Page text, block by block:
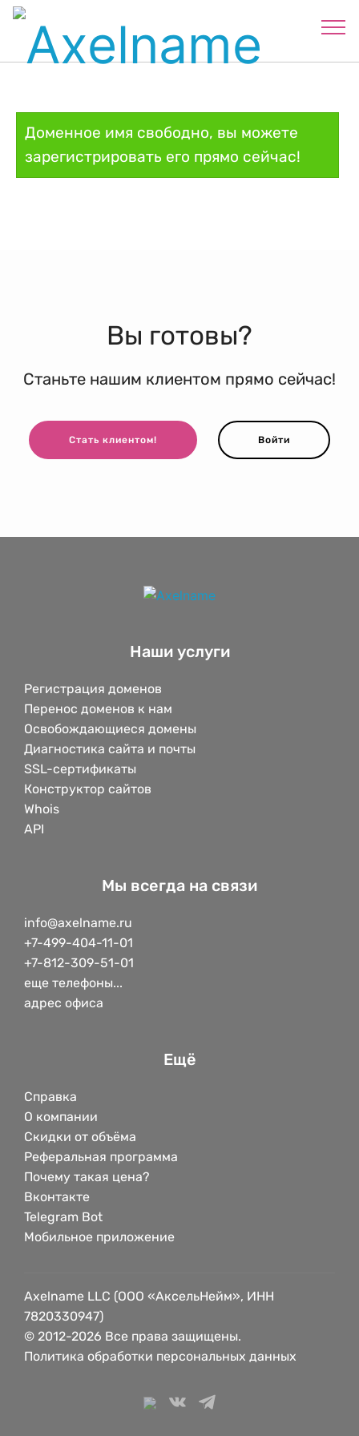
Доменное имя свободно, вы можете
зарегистрировать его прямо сейчас!
Вы готовы?
Станьте нашим клиентом прямо сейчас!
Стать клиентом! Войти
Наши услуги
Регистрация доменов
Перенос доменов к нам
Освобождающиеся домены
Диагностика сайта и почты
SSL-сертификаты
Конструктор сайтов
Whois
API
Мы всегда на связи
info@axelname.ru
+7-499-404-11-01
+7-812-309-51-01
еще телефоны...
адрес офиса
Ещё
Справка
О компании
Скидки от объёма
Реферальная программа
Почему такая цена?
Вконтакте
Telegram Bot
Мобильное приложение
Axelname LLC (ООО «АксельНейм», ИНН
7820330947)
© 2012-2026 Все права защищены.
Политика обработки персональных данных